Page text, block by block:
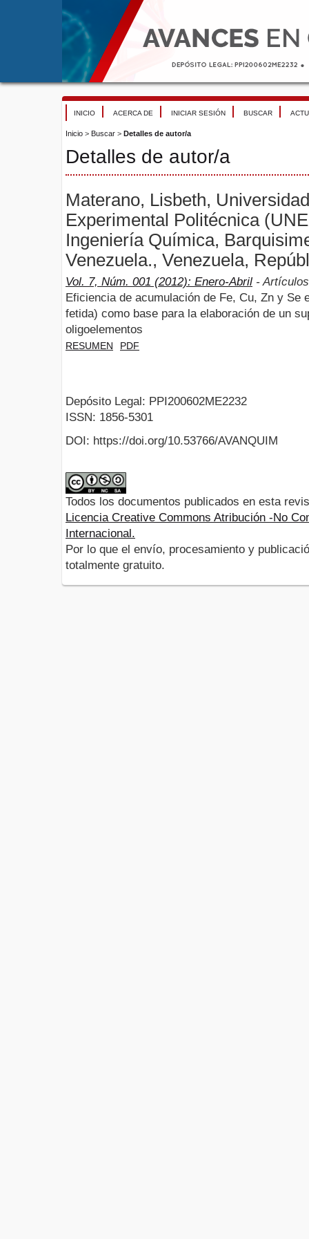
INICIO ACERCA DE INICIAR SESIÓN BUSCAR
Inicio > Buscar > Detalles de autor/a
Detalles de autor/a
Materano, Lisbeth,
Experimental Politécnica
Ingeniería Química,
Venezuela., Venezuela,
Vol. 7, Núm. 001 (2012): Enero-Abril -
Eficiencia de acumulación de Fe, Cu, Zn y Se
fetida) como base para la elaboración de un
oligoelementos
RESUMEN PDF
Depósito Legal: PPI200602ME2232
ISSN: 1856-5301
DOI: https://doi.org/10.53766/AVANQUIM
Todos los documentos publicados en esta
Licencia Creative Commons Atribución -No
Internacional.
Por lo que el envío, procesamiento y
totalmente gratuito.